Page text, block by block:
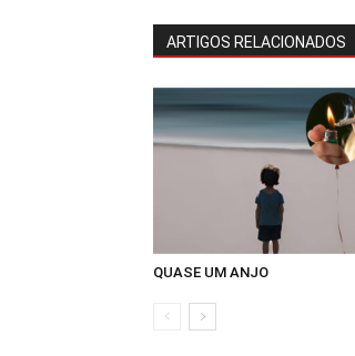
ARTIGOS RELACIONADOS
QUASE UM ANJO